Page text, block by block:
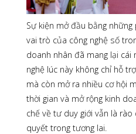
Sự kiện mở đầu bằng
vai trò của công nghệ số
doanh nhân đã mang lại cái
nghệ lúc này không chỉ hỗ
mà còn mở ra nhiều cơ hội
thời gian và mở rộng kinh
chế về tư duy giới vẫn là rào
quyết trong tương lai.